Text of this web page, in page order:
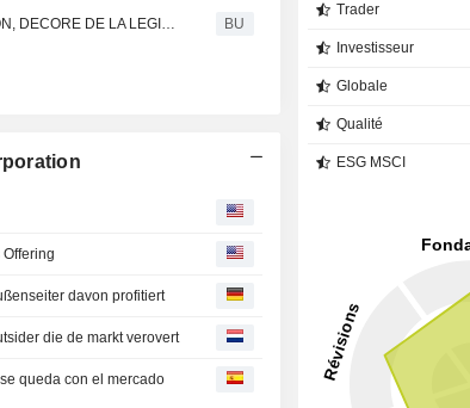
Heico : Le PDG d’ HEICO, LAURANS A. MENDELSON, DECORE DE LA LEGION D'HONNEUR FRANÇAISE BU
davon profitiert
die de markt verovert
queda con el mercado
Trader
Investisseur
Globale
Qualité
ESG MSCI